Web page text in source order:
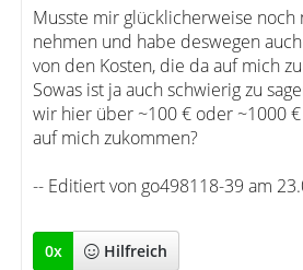
Musste mir glücklicherweise noch
nehmen und habe deswegen
von den Kosten, die da auf mich
Sowas ist ja auch schwierig zu
wir hier über ~100 € oder ~1000
auf mich zukommen?
-- Editiert von go498118-39 am
0x Hilfreich